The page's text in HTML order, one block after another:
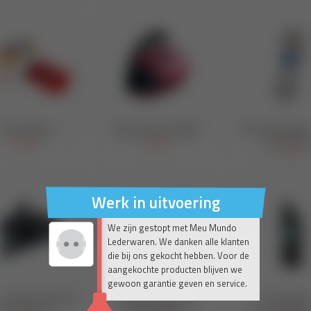
Werk in uitvoering
We zijn gestopt met Meu Mundo
Lederwaren. We danken alle klanten
die bij ons gekocht hebben. Voor de
aangekochte producten blijven we
gewoon garantie geven en service.